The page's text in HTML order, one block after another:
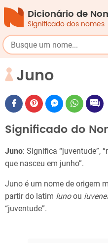
Dicionário de
Significado dos nomes
Juno
Significado do
Juno: Significa “juventude”,
que nasceu em junho”.
Juno é um nome de origem
partir do latim Iunoou
“juventude”.